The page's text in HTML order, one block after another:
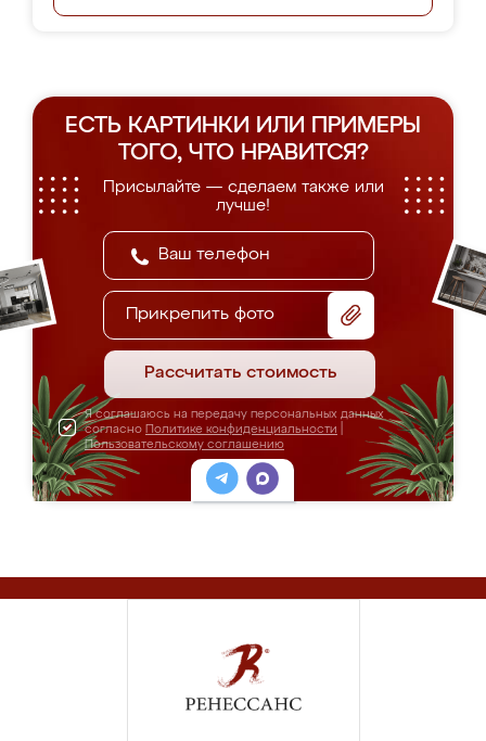
ЕСТЬ КАРТИНКИ ИЛИ ПРИМЕРЫ
ТОГО, ЧТО НРАВИТСЯ?
Присылайте — сделаем также или
лучше!
Прикрепить фото
Рассчитать стоимость
Я соглашаюсь на передачу персональных данных
согласно Политике конфиденциальности
Пользовательскому соглашению